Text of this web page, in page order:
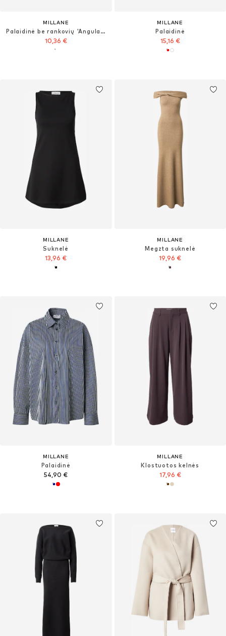
MILLANE
Palaidinė be rankovių 'Angular'
10,36 €
MILLANE
Palaidinė
15,16 €
MILLANE
Suknelė
13,96 €
MILLANE
Megzta suknelė
19,96 €
MILLANE
Palaidinė
54,90 €
MILLANE
Klostuotos kelnės
17,96 €